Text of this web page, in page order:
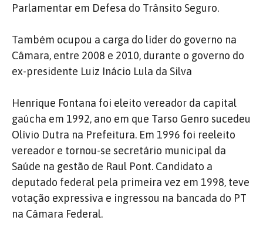
Parlamentar em Defesa do Trânsito Seguro.
Também ocupou a carga do líder do governo na
Câmara, entre 2008 e 2010, durante o governo do
ex-presidente Luiz Inácio Lula da Silva
Henrique Fontana foi eleito vereador da capital
gaúcha em 1992, ano em que Tarso Genro sucedeu
Olívio Dutra na Prefeitura. Em 1996 foi reeleito
vereador e tornou-se secretário municipal da
Saúde na gestão de Raul Pont. Candidato a
deputado federal pela primeira vez em 1998, teve
votação expressiva e ingressou na bancada do PT
na Câmara Federal.